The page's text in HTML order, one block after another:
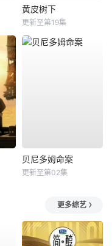
黄皮树下
更新至第19集
贝尼多姆命案
更新至第02集
更多综艺